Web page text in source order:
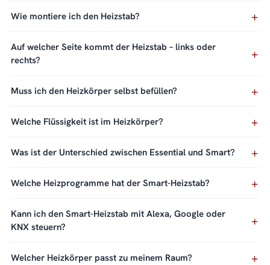
Wie montiere ich den Heizstab?
Auf welcher Seite kommt der Heizstab – links oder
rechts?
Muss ich den Heizkörper selbst befüllen?
Welche Flüssigkeit ist im Heizkörper?
Was ist der Unterschied zwischen Essential und Smart?
Welche Heizprogramme hat der Smart-Heizstab?
Kann ich den Smart-Heizstab mit Alexa, Google oder
KNX steuern?
Welcher Heizkörper passt zu meinem Raum?